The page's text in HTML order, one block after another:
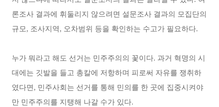
론조사 결과에 휘둘리지 않으려면 설문조사 결과의 모집단의
규모, 조사지역, 오차범위 등을 확인하는 수고가 필요하다.
누가 뭐라고 해도 선거는 민주주의의 꽃이다. 과거 혁명의 시
대에는 깃발을 들고 총칼에 저항하며 피로써 자유를 쟁취하
였다면, 민주사회는 선거를 통해 민의를 한 곳에 집중시켜야
만 민주주의를 지탱해 나갈 수가 있다.